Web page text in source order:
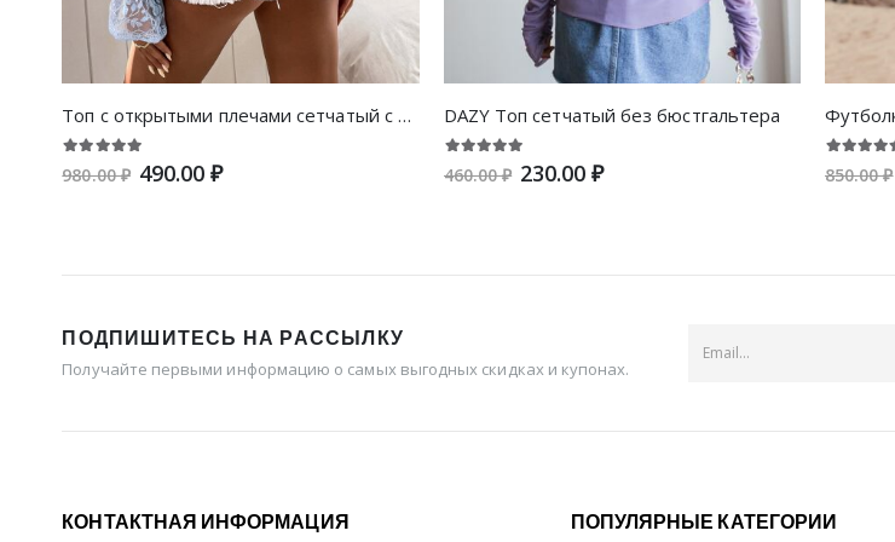
Топ с открытыми плечами сетчатый с вышивкой рукава на кулиске
980.00 ₽ 490.00 ₽
DAZY Топ сетчатый без бюстгальтера
460.00 ₽ 230.00 ₽ 850.00 ₽
ПОДПИШИТЕСЬ НА РАССЫЛКУ
Получайте первыми информацию о самых выгодных скидках и купонах.
КОНТАКТНАЯ ИНФОРМАЦИЯ ПОПУЛЯРНЫЕ КАТЕГОРИИ